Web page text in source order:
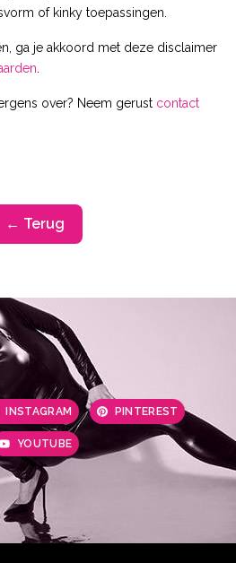
of kinky toepassingen.
ga je akkoord met deze disclaimer
over? Neem gerust contact
← Terug
INSTAGRAM PINTEREST
YOUTUBE